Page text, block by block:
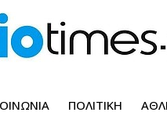
ΠΟΛΙΤΙΚΉ